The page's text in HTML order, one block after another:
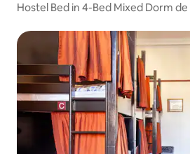
Hostel Bed in 4-Bed Mixed Dorm